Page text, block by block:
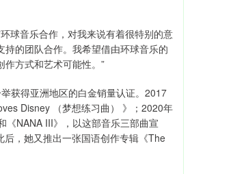
球音乐合作，对我来说有着很特别的意
的团队合作。我希望借由环球音乐的
方式和艺术可能性。”
获得亚洲地区的白金销量认证。2017
Disney （梦想练习曲） 》；2020年
《NANA III》，以这部音乐三部曲宣
后，她又推出一张国语创作专辑《The